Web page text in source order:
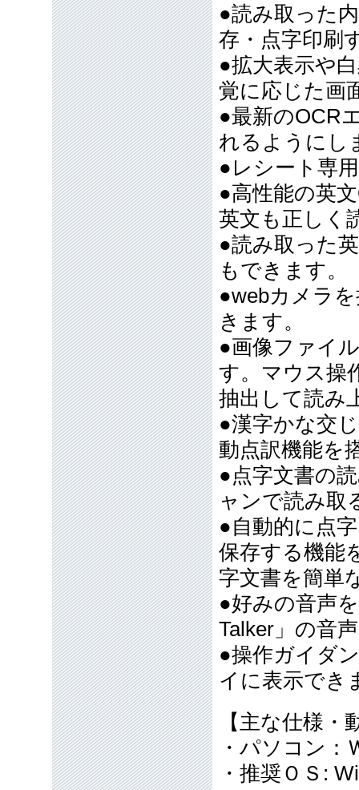
●読み取った
存・点字印刷
●拡大表示や
覚に応じた画
●最新のOCR
れるようにし
●レシート専
●高性能の英
英文も正しく
●読み取った
もできます。
●webカメラ
きます。
●画像ファイ
す。マウス操
抽出して読み
●漢字かな交
動点訳機能を
●点字文書の
ャンで読み取
●自動的に点
保存する機能
字文書を簡単
●好みの音声
Talker」の音
●操作ガイダ
イに表示でき
【主な仕様・
・パソコン：
・推奨ＯＳ: